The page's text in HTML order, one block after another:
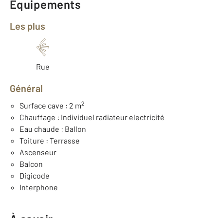
Équipements
Les plus
Rue
Général
Surface cave : 2 m2
Chauffage : Individuel radiateur electricité
Eau chaude : Ballon
Toiture : Terrasse
Ascenseur
Balcon
Digicode
Interphone